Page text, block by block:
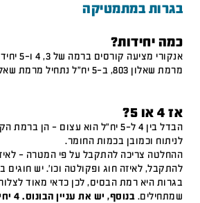
בגרות במתמטיקה
כמה יחידות?
מרמת שאלון 803, ב-5 יח"ל נתחיל מרמת שאלון 805.
אז 4 או 5?
הבדל בין 4 ל-5 יח"ל הוא עצום – הן
לניתוח וכמובן בכמות החומר.
ההחלטה צריכה להתקבל על פי המטרה –
בגרות היא רמת הבסיס, לכן כדאי מאוד
שמתחילים.